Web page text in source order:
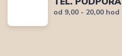
od 9,00 - 20,00 hod